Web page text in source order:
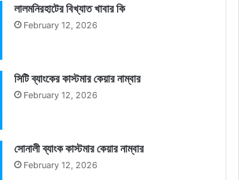
লালমনিরহাটের বিখ্যাত খাবার কি
February 12, 2026
সিটি ব্যাংকের কাস্টমার কেয়ার নাম্বার
February 12, 2026
সোনালী ব্যাংক কাস্টমার কেয়ার নাম্বার
February 12, 2026